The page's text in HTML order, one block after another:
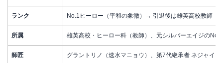
ランク No.1ヒーロー（平和の象徴）→ 引退後は雄英高校教師
所属 雄英高校・ヒーロー科（教師）、元シルバーエイジの
師匠 グラントリノ（速水マニョウ）、第7代継承者 ネジャイ